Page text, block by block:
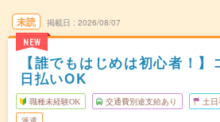
未読
NEW
掲載日 2026/08/07
【誰でもはじめは初心者！
日払いOK
職種未経験OK 交通費別途支給あり 土
派遣